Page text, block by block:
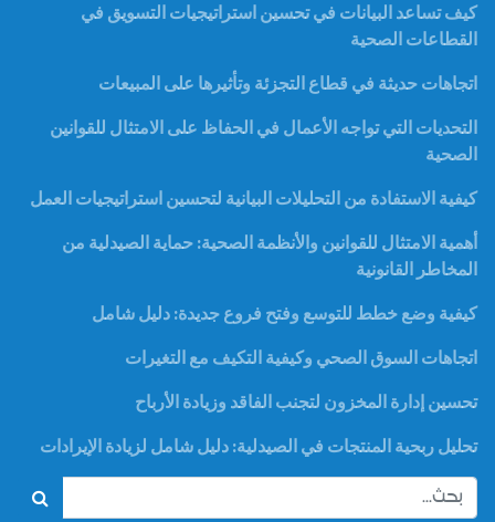
كيف تساعد البيانات في تحسين استراتيجيات التسويق في
القطاعات الصحية
اتجاهات حديثة في قطاع التجزئة وتأثيرها على المبيعات
التحديات التي تواجه الأعمال في الحفاظ على الامتثال للقوانين
الصحية
كيفية الاستفادة من التحليلات البيانية لتحسين استراتيجيات العمل
أهمية الامتثال للقوانين والأنظمة الصحية: حماية الصيدلية من
المخاطر القانونية
كيفية وضع خطط للتوسع وفتح فروع جديدة: دليل شامل
اتجاهات السوق الصحي وكيفية التكيف مع التغيرات
تحسين إدارة المخزون لتجنب الفاقد وزيادة الأرباح
تحليل ربحية المنتجات في الصيدلية: دليل شامل لزيادة الإيرادات